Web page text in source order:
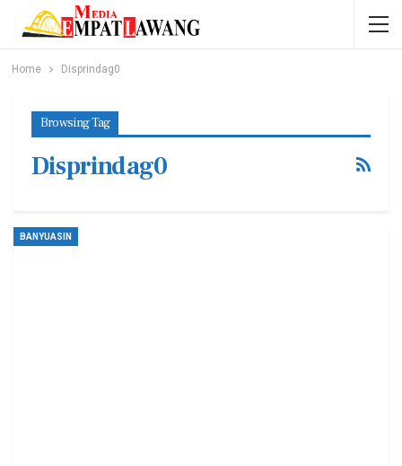
Home Disprindag0
Browsing Tag
Disprindag0
BANYUASIN